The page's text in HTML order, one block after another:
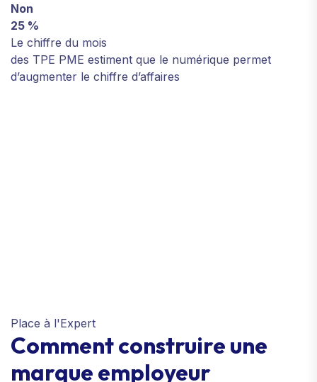
Non
25 %
Le chiffre du mois
des TPE PME estiment que le numérique permet
d’augmenter le chiffre d’affaires
Place à l'Expert
Comment construire une
marque employeur